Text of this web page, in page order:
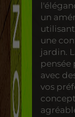
un
une
jardin.
pensée
avec
vos